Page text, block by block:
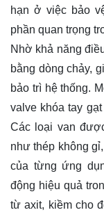
hạn ở việc bảo
phần quan trọng
Nhờ khả năng
bằng dòng chảy,
bảo trì hệ thống.
valve khóa tay
Các loại van
như thép không
của từng ứng
động hiệu quả
từ axit, kiềm cho